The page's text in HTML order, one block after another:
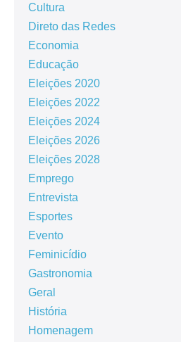
Cultura
Direto das Redes
Economia
Educação
Eleições 2020
Eleições 2022
Eleições 2024
Eleições 2026
Eleições 2028
Emprego
Entrevista
Esportes
Evento
Feminicídio
Gastronomia
Geral
História
Homenagem